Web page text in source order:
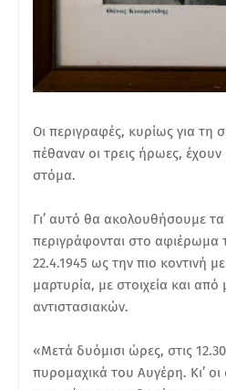
Οι περιγραφές, κυρίως για τη
πέθαναν οι τρεις ήρωες,
στόμα.
Γι’ αυτό θα ακολουθήσουμε
περιγράφονται στο αφιέρωμα
22.4.1945 ως την πιο κοντινή
μαρτυρία, με στοιχεία και
αντιστασιακών.
«Μετά δυόμισι ώρες, στις
πυρομαχικά του Αυγέρη. Κι’